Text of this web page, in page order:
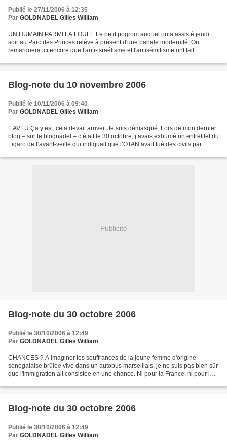
Publié le 27/11/2006 à 12:35
Par GOLDNADEL Gilles William
UN HUMAIN PARMI LA FOULE Le petit pogrom auquel on a assisté jeudi
soir au Parc des Princes relève à présent d'une banale modernité. On
remarquera ici encore que l'anti-israélisme et l'antisémitisme ont fait
Blog-note du 10 novembre 2006
Publié le 10/11/2006 à 09:40
Par GOLDNADEL Gilles William
L’AVEU Ça y est, cela devait arriver. Je suis démasqué. Lors de mon dernier
blog – sur le blognadel – c’était le 30 octobre, j’avais exhumé un entrefilet du
Figaro de l’avant-veille qui indiquait que l’OTAN avait tué des civils par
Publicité
Blog-note du 30 octobre 2006
Publié le 30/10/2006 à 12:49
Par GOLDNADEL Gilles William
CHANCES ? À imaginer les souffrances de la jeune femme d'origine
sénégalaise brûlée vive dans un autobus marseillais, je ne suis pas bien sûr
que l'immigration ait consistée en une chance. Ni pour la France, ni pour les
Blog-note du 30 octobre 2006
Publié le 30/10/2006 à 12:49
Par GOLDNADEL Gilles William